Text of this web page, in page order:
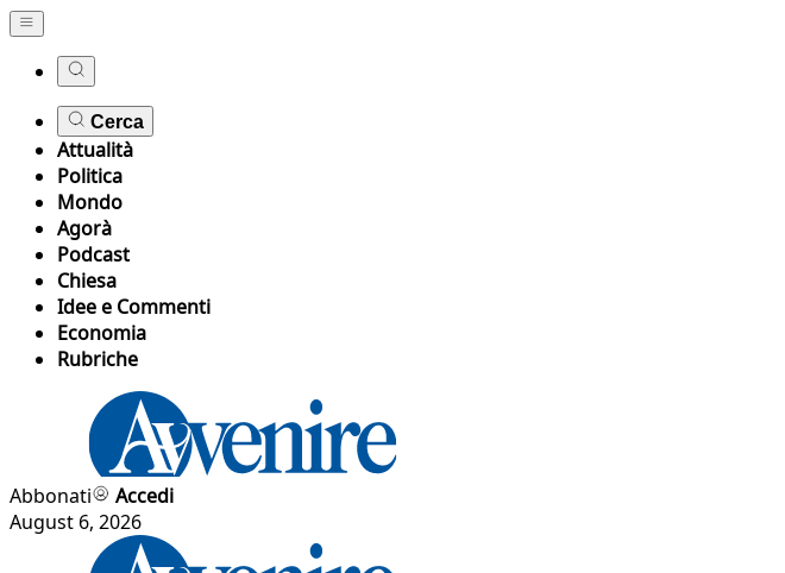
Cerca
Attualità
Politica
Mondo
Agorà
Podcast
Chiesa
Idee e Commenti
Economia
Rubriche
Abbonati
Accedi
August 6, 2026